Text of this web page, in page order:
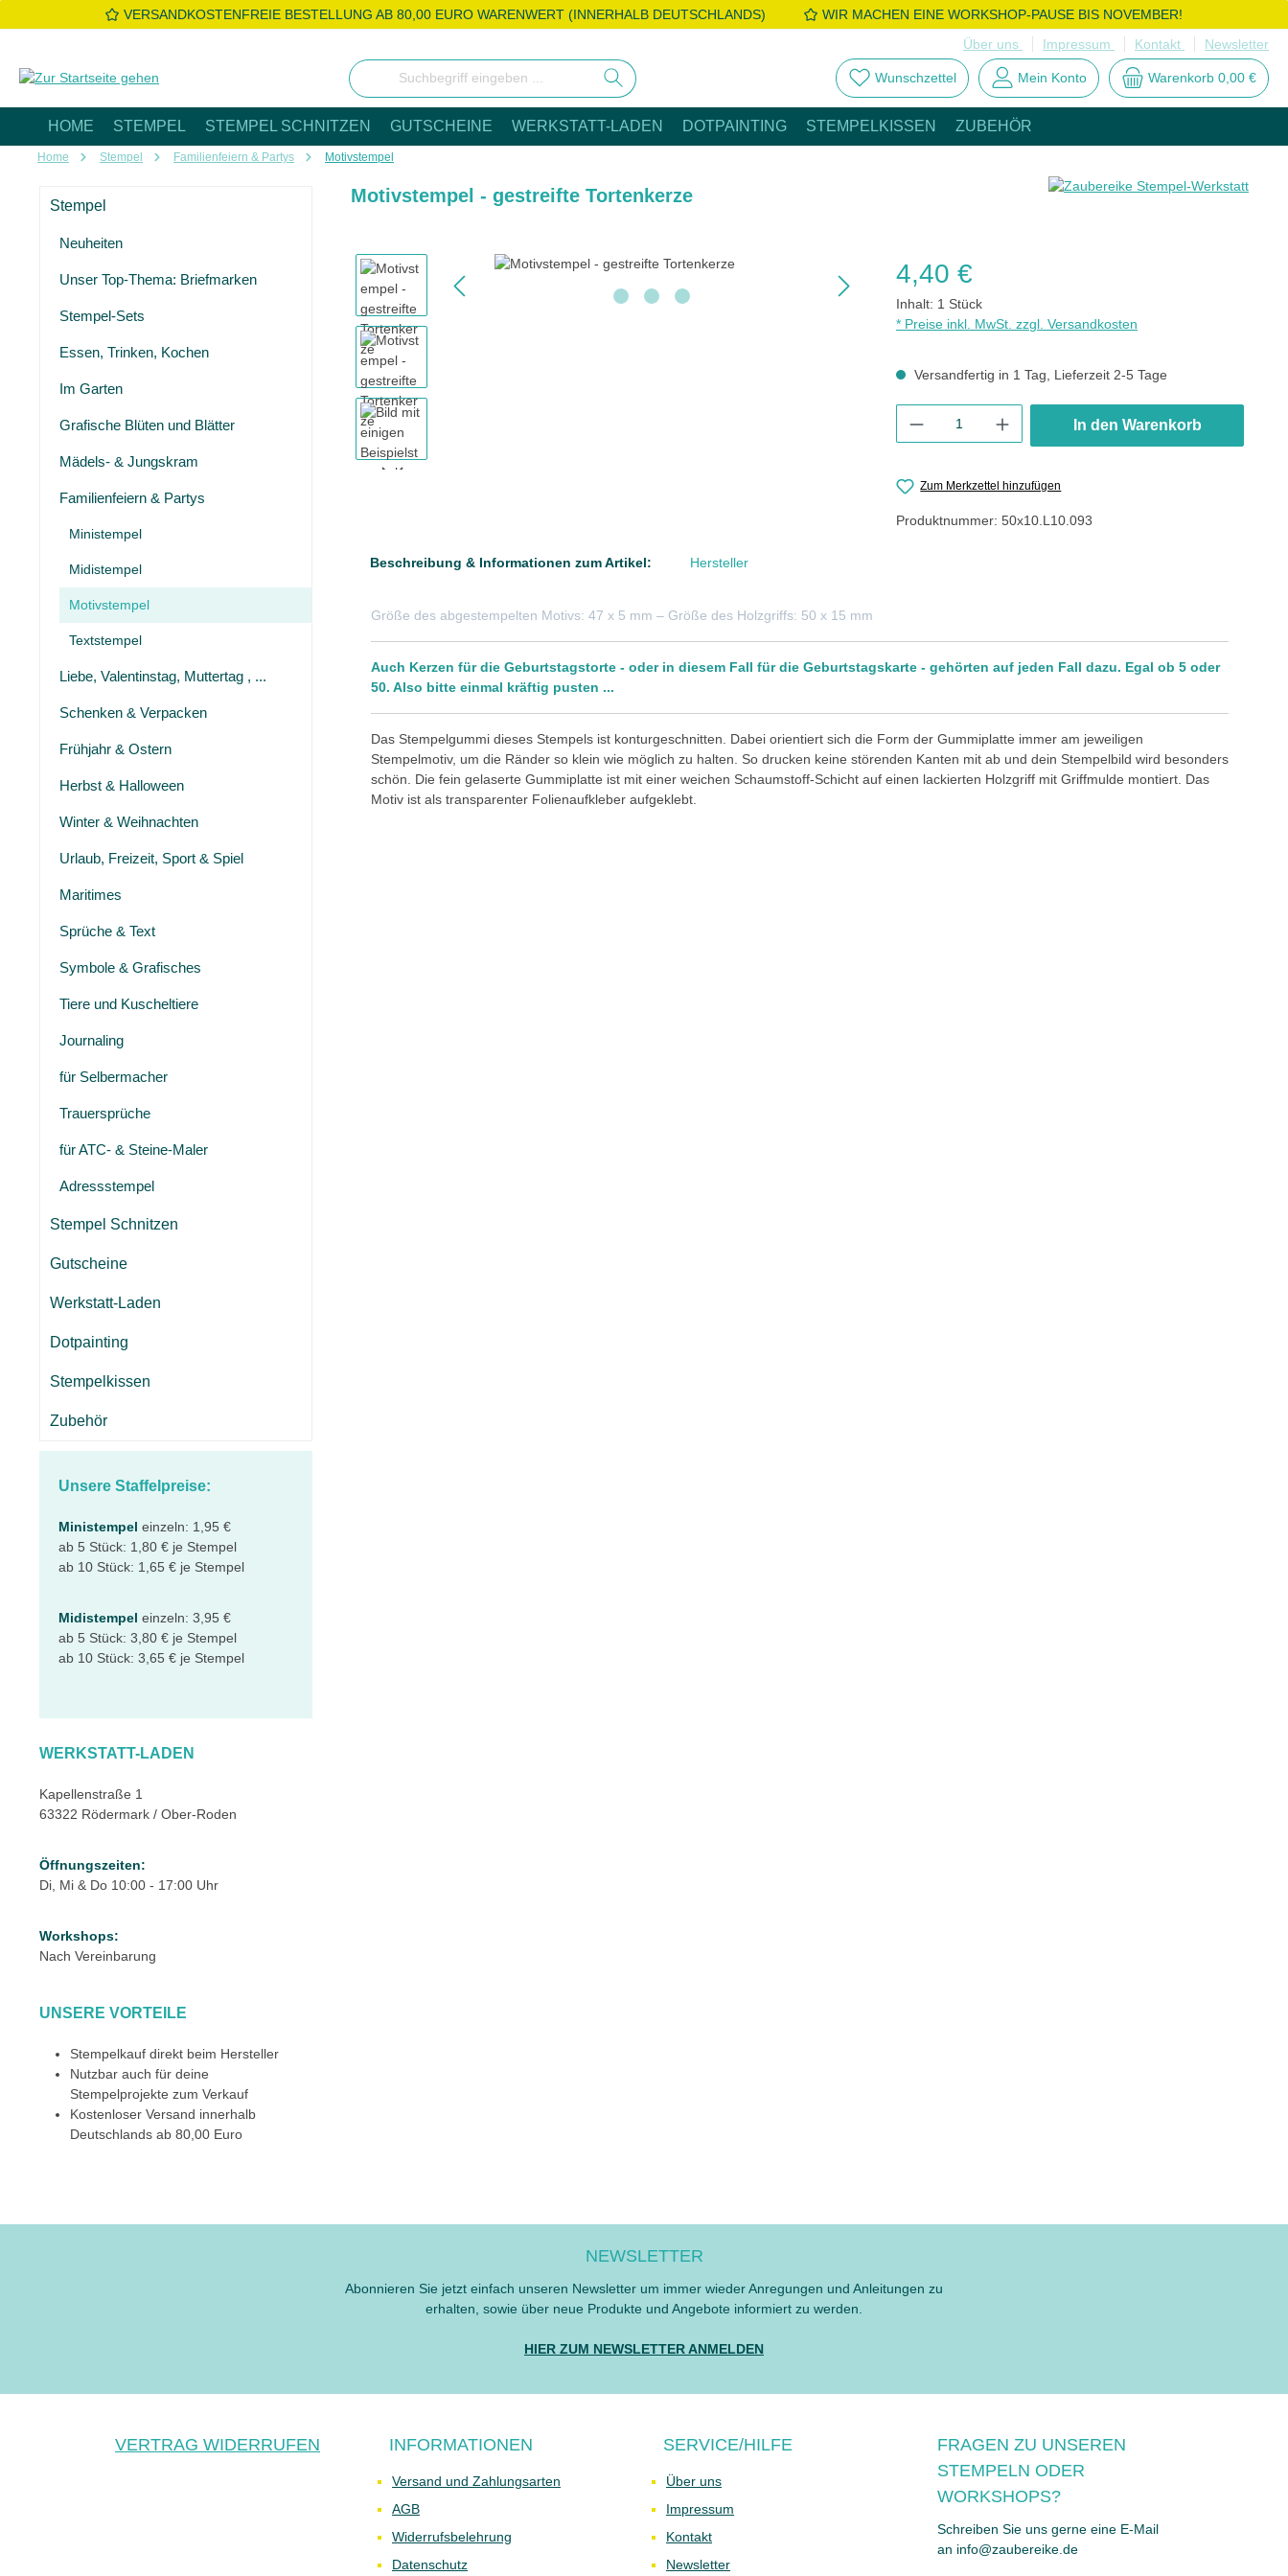
Hauptinhalt springen
Zur Suche springen
Zur Hauptnavigation springenVERSANDKOSTENFREIE BESTELLUNG AB 80,00 EURO WARENWERT (INNERHALB DEUTSCHLANDS)
WIR MACHEN EINE WORKSHOP-PAUSE BIS NOVEMBER!
Über uns
Impressum Kontakt Newsletter
Wunschzettel Mein Konto Warenkorb 0,00 €
HOME STEMPEL STEMPEL SCHNITZEN GUTSCHEINE WERKSTATT-LADEN DOTPAINTING STEMPELKISSEN ZUBEHÖR
Home Stempel Familienfeiern & Partys Motivstempel
Stempel
Neuheiten
Unser Top-Thema: Briefmarken
Stempel-Sets
Essen, Trinken, Kochen
Im Garten
Grafische Blüten und Blätter
Mädels- & Jungskram
Familienfeiern & Partys
Ministempel
Midistempel
Motivstempel
Textstempel
Liebe, Valentinstag, Muttertag , ...
Schenken & Verpacken
Frühjahr & Ostern
Herbst & Halloween
Winter & Weihnachten
Urlaub, Freizeit, Sport & Spiel
Maritimes
Sprüche & Text
Symbole & Grafisches
Tiere und Kuscheltiere
Journaling
für Selbermacher
Trauersprüche
für ATC- & Steine-Maler
Adressstempel
Stempel Schnitzen
Gutscheine
Werkstatt-Laden
Dotpainting
Stempelkissen
Zubehör
Unsere Staffelpreise:
Ministempel einzeln: 1,95 €
ab 5 Stück: 1,80 € je Stempel
ab 10 Stück: 1,65 € je Stempel
Midistempel einzeln: 3,95 €
ab 5 Stück: 3,80 € je Stempel
ab 10 Stück: 3,65 € je Stempel
WERKSTATT-LADEN
Kapellenstraße 1
63322 Rödermark / Ober-Roden
Öffnungszeiten:
Di, Mi & Do 10:00 - 17:00 Uhr
Workshops:
Nach Vereinbarung
UNSERE VORTEILE
Stempelkauf direkt beim Hersteller
Nutzbar auch für deine
Stempelprojekte zum Verkauf
Kostenloser Versand innerhalb
Deutschlands ab 80,00 Euro
Motivstempel - gestreifte Tortenkerze
Bildergalerie überspringen Regulärer Preis:
4,40 €
Inhalt: 1 Stück
* Preise inkl. MwSt. zzgl. Versandkosten
Versandfertig in 1 Tag, Lieferzeit 2-5 Tage
In den Warenkorb
Zum Merkzettel hinzufügen
Produktnummer:50x10.L10.093
Beschreibung & Informationen zum Artikel: Hersteller
Größe des abgestempelten Motivs: 47 x 5 mm – Größe des Holzgriffs: 50 x 15 mm
Auch Kerzen für die Geburtstagstorte - oder in diesem Fall für die Geburtstagskarte - gehörten auf jeden Fall dazu. Egal ob 5 oder
50. Also bitte einmal kräftig pusten ...
Das Stempelgummi dieses Stempels ist konturgeschnitten. Dabei orientiert sich die Form der Gummiplatte immer am jeweiligen
Stempelmotiv, um die Ränder so klein wie möglich zu halten. So drucken keine störenden Kanten mit ab und dein Stempelbild wird besonders
schön. Die fein gelaserte Gummiplatte ist mit einer weichen Schaumstoff-Schicht auf einen lackierten Holzgriff mit Griffmulde montiert. Das
Motiv ist als transparenter Folienaufkleber aufgeklebt.
NEWSLETTER
Abonnieren Sie jetzt einfach unseren Newsletter um immer wieder Anregungen und Anleitungen zu
erhalten, sowie über neue Produkte und Angebote informiert zu werden.
HIER ZUM NEWSLETTER ANMELDEN
FRAGEN ZU UNSEREN
STEMPELN ODER
WORKSHOPS?
Schreiben Sie uns gerne eine E-Mail
an info@zaubereike.de
VERTRAG WIDERRUFEN INFORMATIONEN
Versand und Zahlungsarten
AGB
Widerrufsbelehrung
Datenschutz
SERVICE/HILFE
Über uns
Impressum
Kontakt
Newsletter